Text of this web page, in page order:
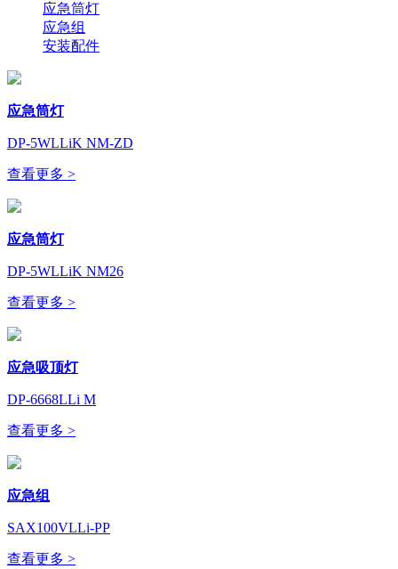
应急筒灯
应急组
安装配件
应急筒灯
DP-5WLLiK NM-ZD
查看更多 >
应急筒灯
DP-5WLLiK NM26
查看更多 >
应急吸顶灯
DP-6668LLi M
查看更多 >
应急组
SAX100VLLi-PP
查看更多 >